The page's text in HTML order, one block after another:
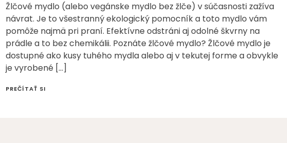
Žlčové mydlo (alebo vegánske mydlo bez žlče) v súčasnosti zažíva
návrat. Je to všestranný ekologický pomocník a toto mydlo vám
pomôže najmä pri praní. Efektívne odstráni aj odolné škvrny na
prádle a to bez chemikálii. Poznáte žlčové mydlo? Žlčové mydlo je
dostupné ako kusy tuhého mydla alebo aj v tekutej forme a obvykle
je vyrobené […]
PREČÍTAŤ SI